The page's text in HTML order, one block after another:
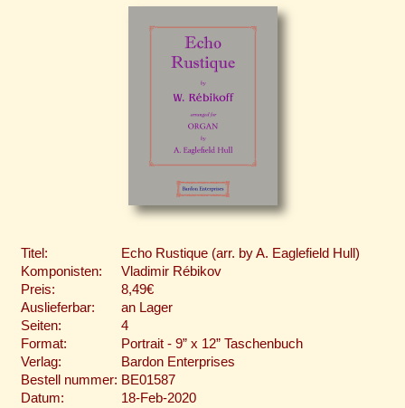
Titel:
Echo Rustique (arr. by A. Eaglefield Hull)
Komponisten:
Vladimir Rébikov
Preis:
8,49€
Auslieferbar:
an Lager
Seiten:
4
Format:
Portrait - 9” x 12” Taschenbuch
Verlag:
Bardon Enterprises
Bestell nummer: BE01587
Datum:
18-Feb-2020